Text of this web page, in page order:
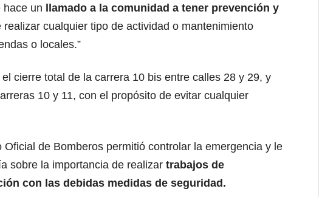
hace un
llamado a la comunidad a tener prevención y
realizar cualquier tipo de actividad o mantenimiento
o locales.”
cierre total de la carrera 10 bis entre calles 28 y 29, y
10 y 11, con el propósito de evitar cualquier
Oficial de Bomberos permitió controlar la emergencia y le
sobre la importancia de realizar trabajos de
con las debidas medidas de seguridad.